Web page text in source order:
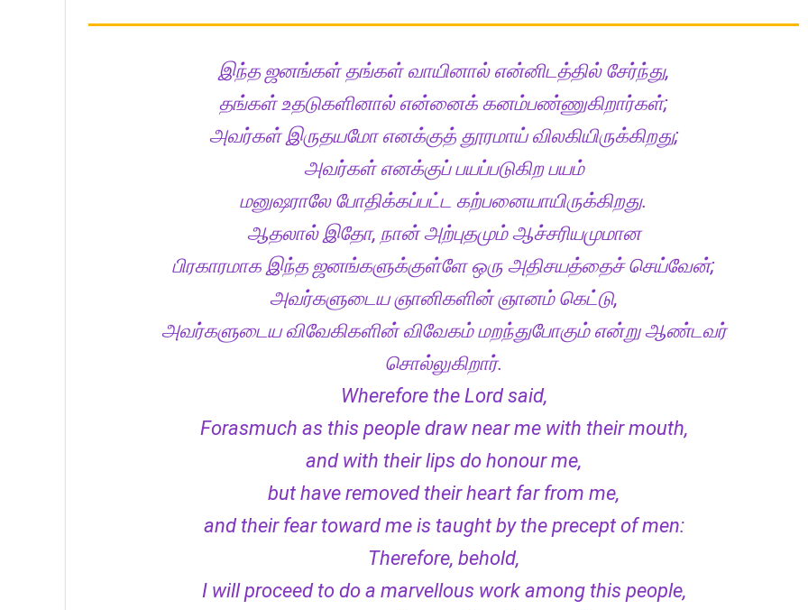
இந்த ஜனங்கள் தங்கள் வாயினால் என்னிடத்தில் சேர்ந்து,
தங்கள் உதடுகளினால் என்னைக் கனம்பண்ணுகிறார்கள்;
அவர்கள் இருதயமோ எனக்குத் தூரமாய் விலகியிருக்கிறது;
அவர்கள் எனக்குப் பயப்படுகிற பயம்
மனுஷராலே போதிக்கப்பட்ட கற்பனையாயிருக்கிறது.
ஆதலால் இதோ, நான் அற்புதமும் ஆச்சரியமுமான
பிரகாரமாக இந்த ஜனங்களுக்குள்ளே ஒரு அதிசயத்தைச் செய்வேன்;
அவர்களுடைய ஞானிகளின் ஞானம் கெட்டு,
அவர்களுடைய விவேகிகளின் விவேகம் மறந்துபோகும் என்று ஆண்டவர்
சொல்லுகிறார்.
Wherefore the Lord said,
Forasmuch as this people draw near me with their mouth,
and with their lips do honour me,
but have removed their heart far from me,
and their fear toward me is taught by the precept of men:
Therefore, behold,
I will proceed to do a marvellous work among this people,